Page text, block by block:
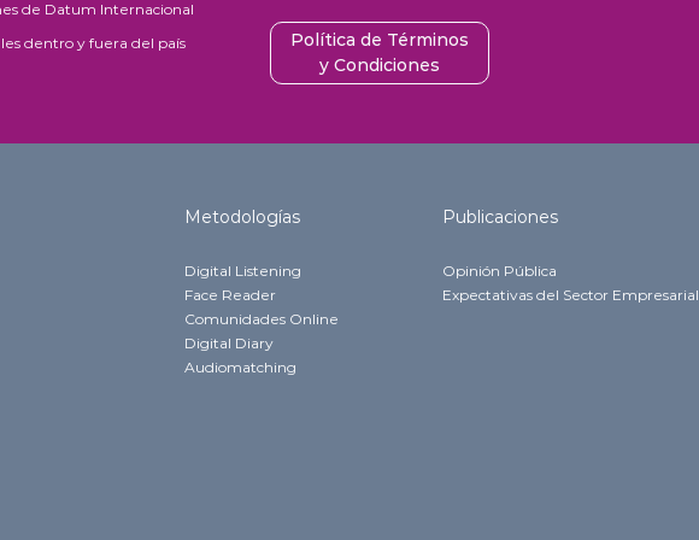
de Datum Internacional
dentro y fuera del país
Política de Términos
y Condiciones
Metodologías
Digital Listening
Face Reader
Comunidades Online
Digital Diary
Audiomatching
Publicaciones
Opinión Pública
Expectativas del Sector Empresarial